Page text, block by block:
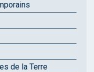
de la Terre